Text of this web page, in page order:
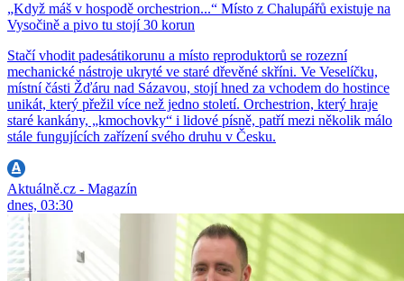
„Když máš v hospodě orchestrion...“ Místo z Chalupářů existuje na
Vysočině a pivo tu stojí 30 korun
Stačí vhodit padesátikorunu a místo reproduktorů se rozezní
mechanické nástroje ukryté ve staré dřevěné skříni. Ve Veselíčku,
místní části Žďáru nad Sázavou, stojí hned za vchodem do hostince
unikát, který přežil více než jedno století. Orchestrion, který hraje
staré kankány, „kmochovky“ i lidové písně, patří mezi několik málo
stále fungujících zařízení svého druhu v Česku.
Aktuálně.cz - Magazín
dnes, 03:30